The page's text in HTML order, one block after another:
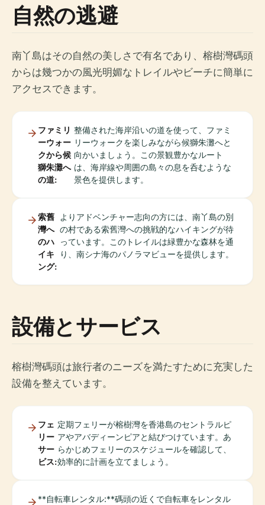
自然の逃避
南丫島はその自然の美しさで有名であり、榕樹灣碼頭
からは幾つかの風光明媚なトレイルやビーチに簡単に
アクセスできます。
ファミリ
ーウォー
クから候
獅朱灘へ
の道:
整備された海岸沿いの道を使って、ファミ
リーウォークを楽しみながら候獅朱灘へと
向かいましょう。この景観豊かなルート
は、海岸線や周囲の島々の息を呑むような
景色を提供します。
索舊
灣へ
のハ
イキ
ング:
よりアドベンチャー志向の方には、南丫島の別
の村である索舊灣への挑戦的なハイキングが待
っています。このトレイルは緑豊かな森林を通
り、南シナ海のパノラマビューを提供します。
設備とサービス
榕樹灣碼頭は旅行者のニーズを満たすために充実した
設備を整えています。
フェ
リー
サー
ビス:
定期フェリーが榕樹灣を香港島のセントラルピ
アやアバディーンピアと結びつけています。あ
らかじめフェリーのスケジュールを確認して、
効率的に計画を立てましょう。
**自転車レンタル:**碼頭の近くで自転車をレンタル